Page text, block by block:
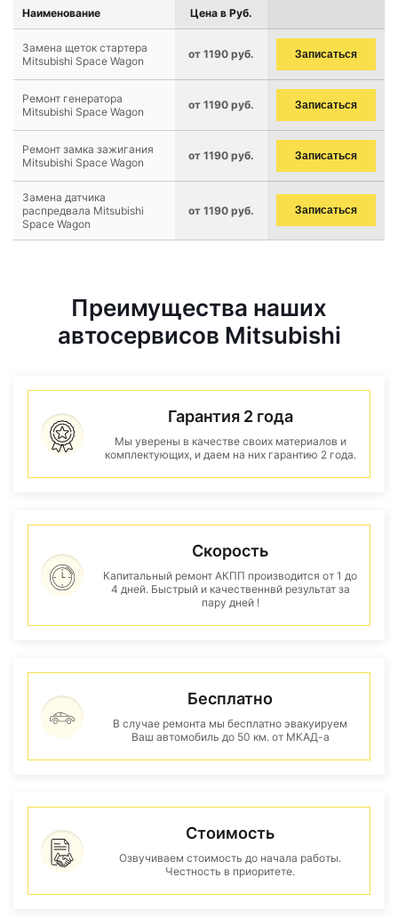
Наименование Цена в Руб.
Замена щеток стартера
Mitsubishi Space Wagon
от 1190 руб. Записаться
Ремонт генератора
Mitsubishi Space Wagon
от 1190 руб. Записаться
Ремонт замка зажигания
Mitsubishi Space Wagon
от 1190 руб. Записаться
Замена датчика
распредвала Mitsubishi
Space Wagon
от 1190 руб. Записаться
Преимущества наших
автосервисов Mitsubishi
Гарантия 2 года
Мы уверены в качестве своих материалов и
комплектующих, и даем на них гарантию 2 года.
Скорость
Капитальный ремонт АКПП производится от 1 до
4 дней. Быстрый и качественнвй результат за
пару дней !
Бесплатно
В случае ремонта мы бесплатно эвакуируем
Ваш автомобиль до 50 км. от МКАД-а
Стоимость
Озвучиваем стоимость до начала работы.
Честность в приоритете.